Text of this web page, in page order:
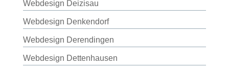
Webdesign Deizisau
Webdesign Denkendorf
Webdesign Derendingen
Webdesign Dettenhausen